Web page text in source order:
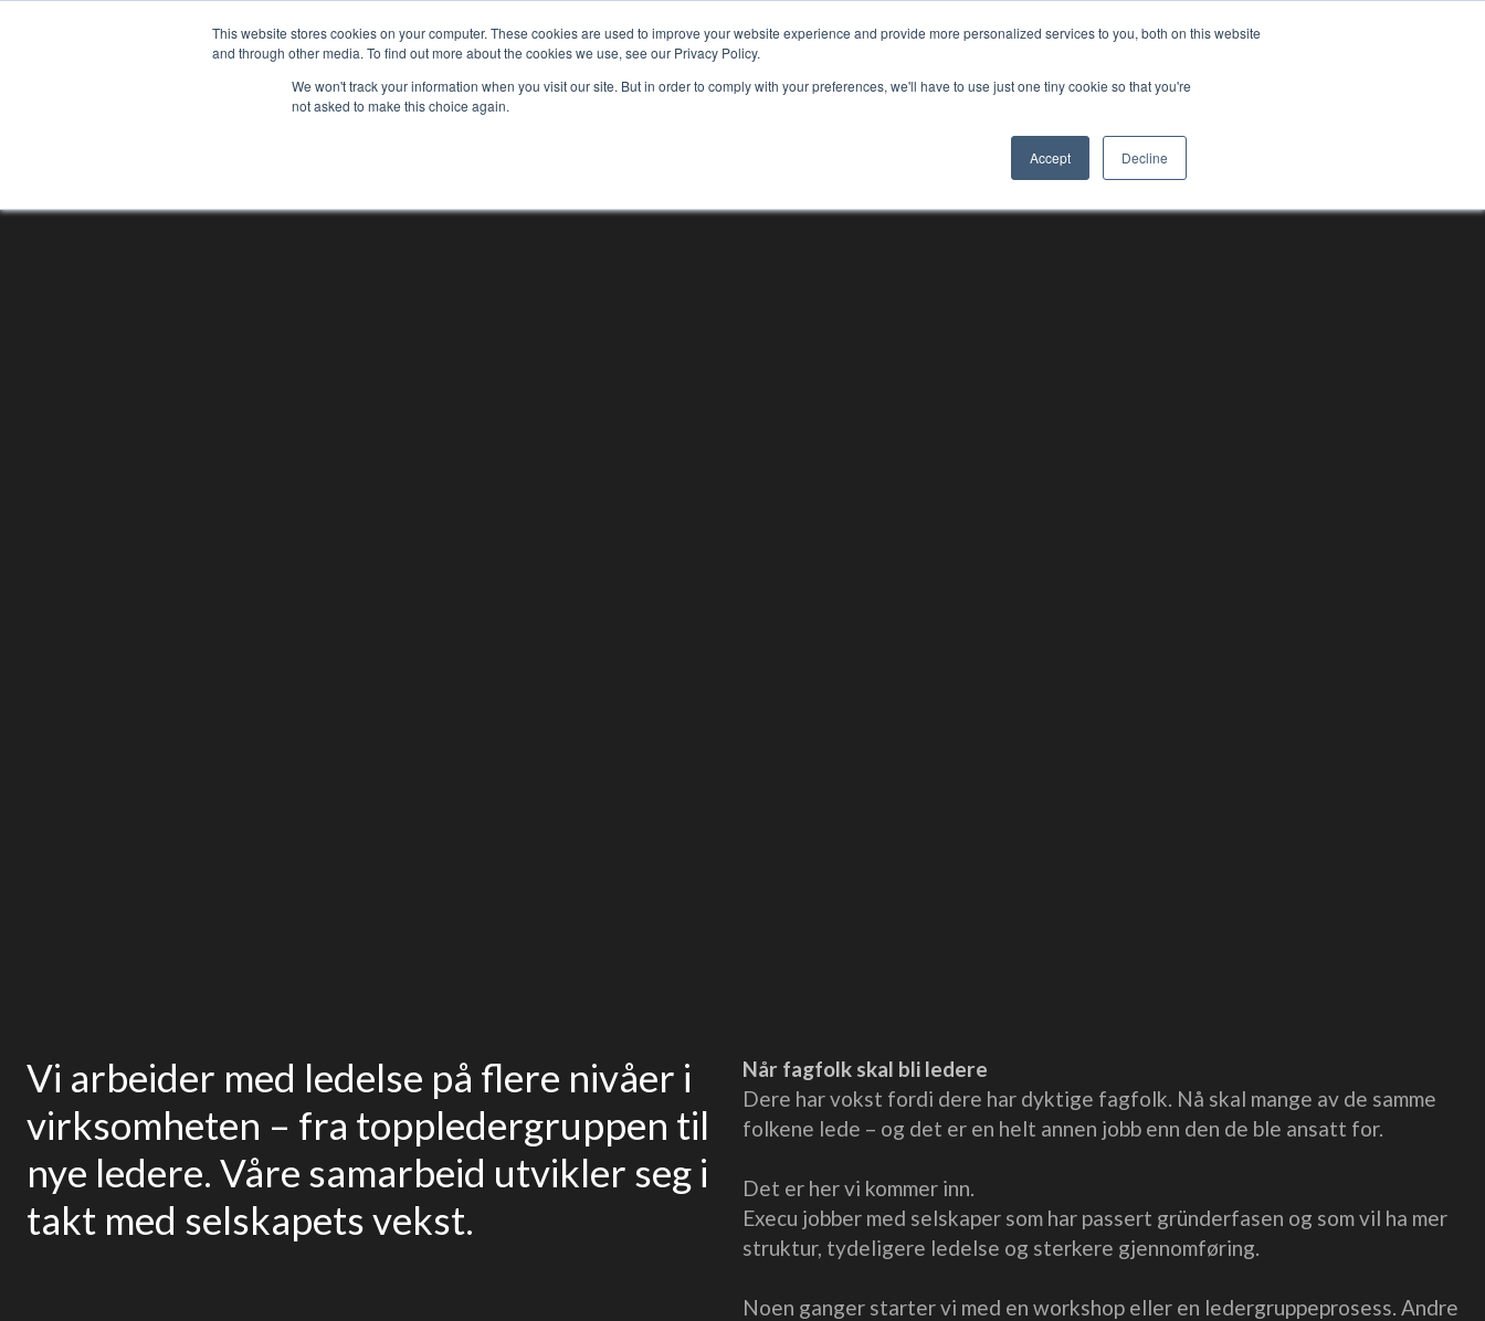
This website stores cookies on your computer. These cookies are used to improve your website experience and provide more personalized services to you, both on this website
and through other media. To find out more about the cookies we use, see our Privacy Policy.
We won't track your information when you visit our site. But in order to comply with your preferences, we'll have to use just one tiny cookie so that you're
not asked to make this choice again.
Accept Decline
Tjenester Kundehistorier Lederpodden Om oss Logg inn Kontakt oss
Vi arbeider med ledelse på flere nivåer i
virksomheten – fra toppledergruppen til
nye ledere. Våre samarbeid utvikler seg i
takt med selskapets vekst.
Når fagfolk skal bli ledere
Dere har vokst fordi dere har dyktige fagfolk. Nå skal mange av de samme
folkene lede – og det er en helt annen jobb enn den de ble ansatt for.
Det er her vi kommer inn.
Execu jobber med selskaper som har passert gründerfasen og som vil ha mer
struktur, tydeligere ledelse og sterkere gjennomføring.
Noen ganger starter vi med en workshop eller en ledergruppeprosess. Andre